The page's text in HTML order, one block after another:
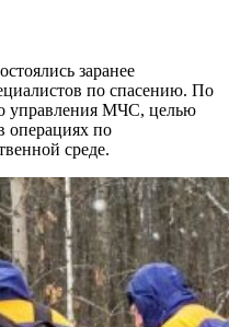
заранее
по спасению. По
управления МЧС, целью
операциях по
среде.